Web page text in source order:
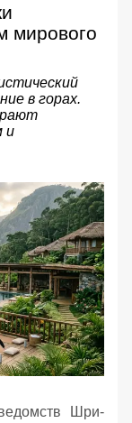
мирового
в горах.
и
Шри-